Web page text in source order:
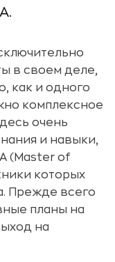
в своем деле,
как и одного
комплексное
очень
и навыки,
(Master of
которых
Прежде всего
планы на
на